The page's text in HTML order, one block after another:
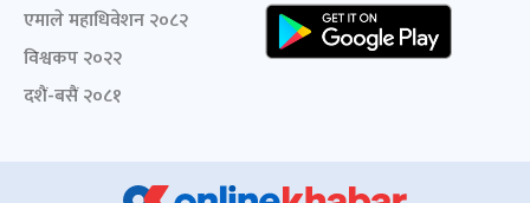
एमाले महाधिवेशन २०८२
विश्वकप २०२२
दशैं-बसैं २०८१